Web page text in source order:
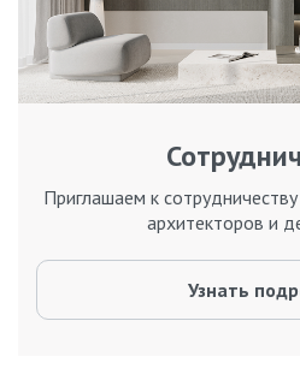
Приглашаем к
архитекторов и
Узнать